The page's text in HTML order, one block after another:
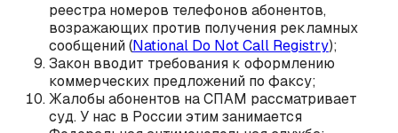
реестра номеров телефонов абонентов,
возражающих против получения рекламных
сообщений (National Do Not Call Registry);
Закон вводит требования к оформлению
коммерческих предложений по факсу;
Жалобы абонентов на СПАМ рассматривает
суд. У нас в России этим занимается